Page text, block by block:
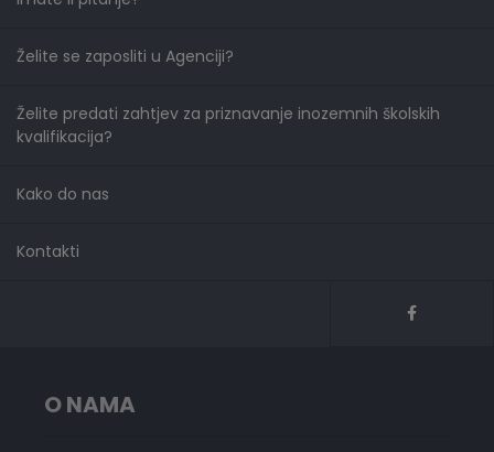
Želite se zaposliti u Agenciji?
Želite predati zahtjev za priznavanje inozemnih školskih
kvalifikacija?
Kako do nas
Kontakti
O NAMA